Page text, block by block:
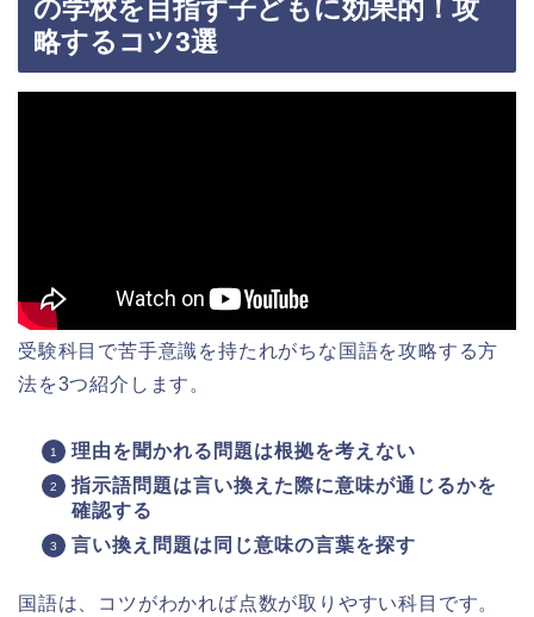
の学校を目指す子どもに効果的！攻
略するコツ3選
受験科目で苦手意識を持たれがちな国語を攻略する方
法を3つ紹介します。
理由を聞かれる問題は根拠を考えない
指示語問題は言い換えた際に意味が通じるかを
確認する
言い換え問題は同じ意味の言葉を探す
国語は、コツがわかれば点数が取りやすい科目です。